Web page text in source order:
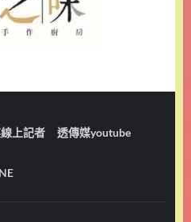
上記者
透傳媒youtube